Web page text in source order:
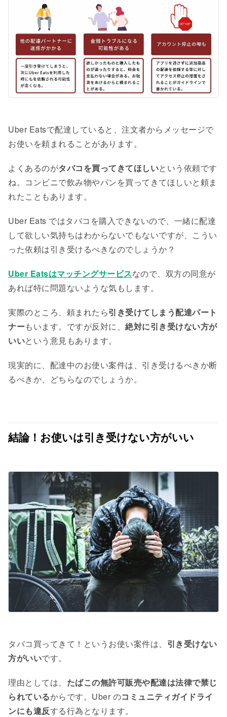
Uber Eatsで配達していると、注文者からメッセージで
お使いを頼まれることがあります。
よくあるのがタバコを買ってきてほしいという依頼です
ね。コンビニで飲み物やパンを買ってきてほしいと頼ま
れたこともあります。
Uber Eats ではタバコを購入できないので、一緒に配達
して欲しい気持ちはわからないでもないですが、こうい
った依頼は引き受けるべきなのでしょうか？
Uber Eatsはマッチングサービスなので、双方の同意が
あれば特に問題ないような気もします。
実際のところ、頼まれたら引き受けてしまう配達パート
ナーもいます。ですが反対に、 絶対に引き受けない方が
いいという意見もあります。
現実的に、 配達中のお使い案件は、引き受けるべきか断
るべきか、どちらなのでしょうか。
結論！お使いは引き受けない方がいい
タバコ買ってきて！というお使い案件は、 引き受けない
方がいいです。
理由としては、 たばこの無許可販売や配達は法律で禁じ
られているからです。Uber のコミュニティガイドライ
ンにも違反する行為となります。